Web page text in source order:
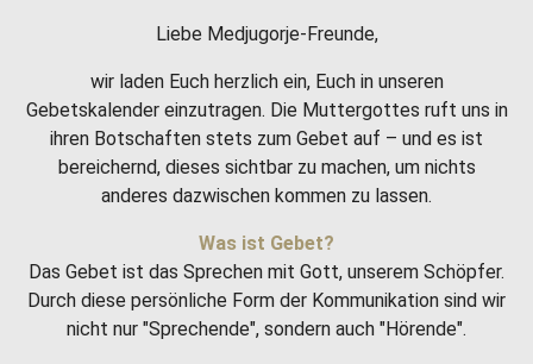
Liebe Medjugorje-Freunde,
wir laden Euch herzlich ein, Euch in unseren
Gebetskalender einzutragen. Die Muttergottes ruft uns in
ihren Botschaften stets zum Gebet auf – und es ist
bereichernd, dieses sichtbar zu machen, um nichts
anderes dazwischen kommen zu lassen.
Was ist Gebet?
Das Gebet ist das Sprechen mit Gott, unserem Schöpfer.
Durch diese persönliche Form der Kommunikation sind wir
nicht nur "Sprechende", sondern auch "Hörende".